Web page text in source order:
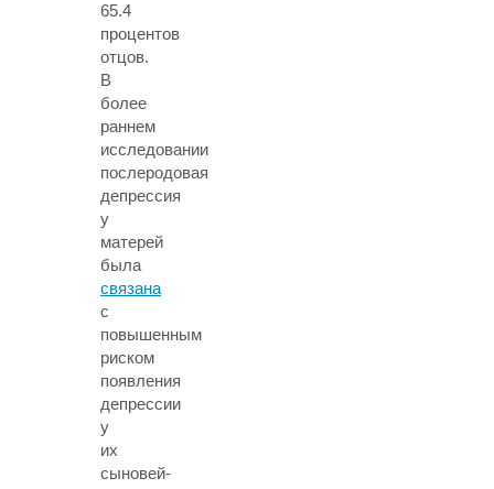
65.4
процентов
отцов.
В
более
раннем
исследовании
послеродовая
депрессия
у
матерей
была
связана
с
повышенным
риском
появления
депрессии
у
их
сыновей-